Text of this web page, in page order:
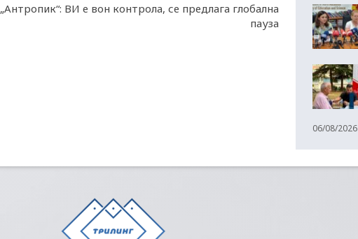
„Антропик“: ВИ е вон контрола, се предлага глобална
пауза
06/08/2026